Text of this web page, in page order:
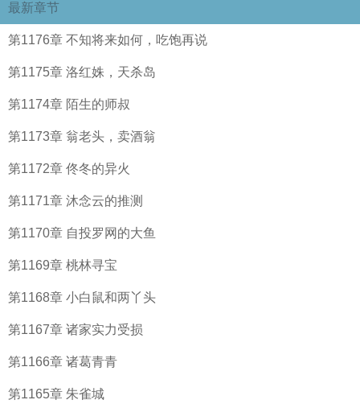
最新章节
第1176章 不知将来如何，吃饱再说
第1175章 洛红姝，天杀岛
第1174章 陌生的师叔
第1173章 翁老头，卖酒翁
第1172章 佟冬的异火
第1171章 沐念云的推测
第1170章 自投罗网的大鱼
第1169章 桃林寻宝
第1168章 小白鼠和两丫头
第1167章 诸家实力受损
第1166章 诸葛青青
第1165章 朱雀城